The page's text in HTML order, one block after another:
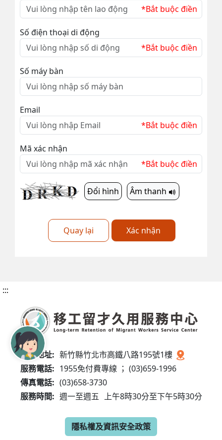
*Bắt buộc điền
Số điện thoại di động
*Bắt buộc điền
Số máy bàn
Email
*Bắt buộc điền
Mã xác nhận
*Bắt buộc điền
Đổi hình Âm thanh
Quay lại Xác nhận
:::
服務地址: 新竹縣竹北市高鐵八路195號1樓
服務電話: 1955免付費專線 ； (03)659-1996
傳真電話: (03)658-3730
服務時間: 週一至週五 上午8時30分至下午5時30分
隱私權及資訊安全政策